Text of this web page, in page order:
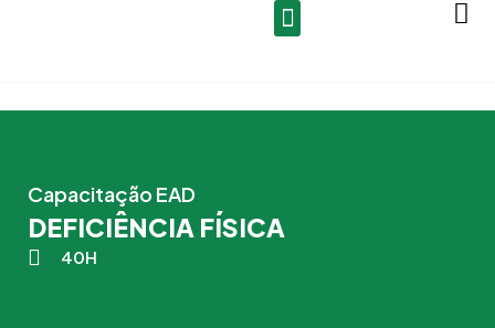
Capacitação EAD
DEFICIÊNCIA FÍSICA
40H